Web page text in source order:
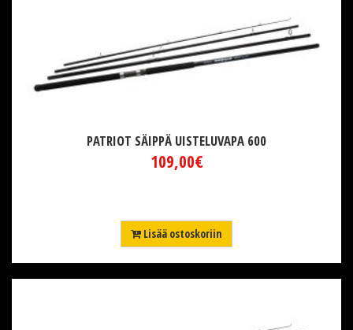
PATRIOT SÄIPPÄ UISTELUVAPA 600
109,00€
Lisää ostoskoriin